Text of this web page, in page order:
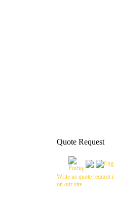
Quote Request
Write us quote request
on our site